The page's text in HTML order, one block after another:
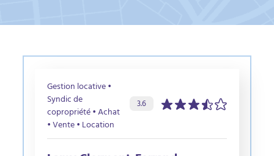
Gestion locative •
Syndic de
copropriété • Achat
• Vente • Location
Évaluation de l’agence :
3.6sur 5 étoiles